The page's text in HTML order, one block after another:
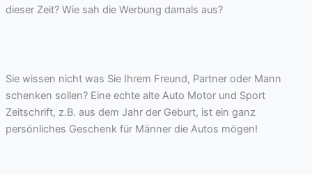
dieser Zeit? Wie sah die Werbung damals aus?
Sie wissen nicht was Sie Ihrem Freund, Partner oder Mann
schenken sollen? Eine echte alte Auto Motor und Sport
Zeitschrift, z.B. aus dem Jahr der Geburt, ist ein ganz
persönliches Geschenk für Männer die Autos mögen!